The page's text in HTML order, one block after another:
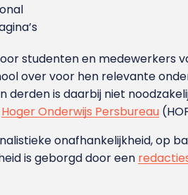
studenten en medewerkers
over voor hen relevante
is daarbij niet
Hoger Onderwijs Persbureau
onafhankelijkheid, op
is geborgd door een